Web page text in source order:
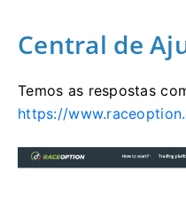
Central de
Temos as respostas
https://